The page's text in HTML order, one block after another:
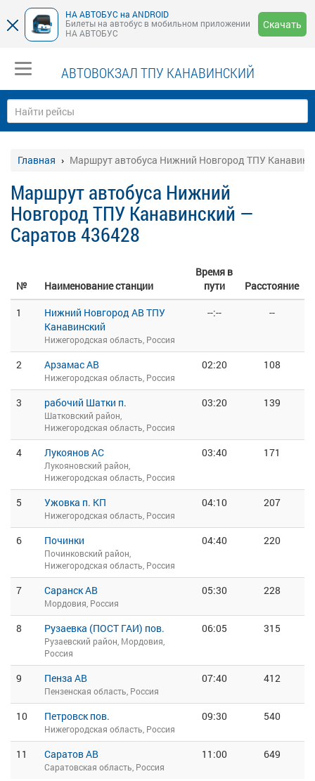
НА АВТОБУС на ANDROID
Билеты на автобус в мобильном приложении
НА АВТОБУС
Скачать
АВТОВОКЗАЛ ТПУ КАНАВИНСКИЙ
Главная Маршрут автобуса Нижний Новгород ТПУ
Маршрут автобуса Нижний
Новгород ТПУ Канавинский —
Саратов 436428
№ Наименование станции
Время в
пути
Расстояние
1
Нижний Новгород АВ ТПУ
Канавинский
Нижегородская область, Россия
--:-- --
2 Арзамас АВ
Нижегородская область, Россия
02:20 108
3 рабочий Шатки п.
Шатковский район,
Нижегородская область, Россия
03:20 139
4 Лукоянов АС
Лукояновский район,
Нижегородская область, Россия
03:40 171
5 Ужовка п. КП
Нижегородская область, Россия
04:10 207
6 Починки
Починковский район,
Нижегородская область, Россия
04:40 220
7 Саранск АВ
Мордовия, Россия
05:30 228
8 Рузаевка (ПОСТ ГАИ) пов.
Рузаевский район, Мордовия,
Россия
06:05 315
9 Пенза АВ
Пензенская область, Россия
07:40 412
10 Петровск пов.
Нижегородская область, Россия
09:30 540
11 Саратов АВ
Саратовская область, Россия
11:00 649